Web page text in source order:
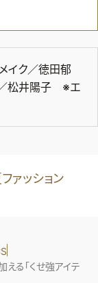
イク／徳田郁
松井陽子 ※エ
ァッション
る「くせ強アイテ